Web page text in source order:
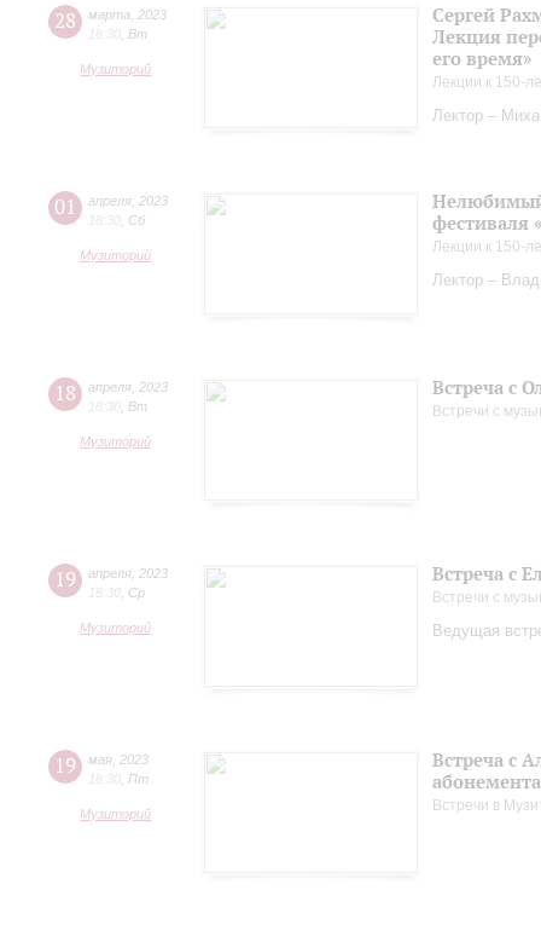
28 марта
2023
18:30 Вт
Музиторий
Сергей
Лекция
его время»
Лекции к 150-
Лектор –
01 апреля 2023
18:30 Сб
Музиторий
фестиваля
Лекции к 150-
Лектор –
18 апреля 2023
18:30 Вт
Музиторий
Встреча с
Встречи с
19 апреля 2023
18:30 Ср
Музиторий
Встреча с
Встречи с
Ведущая
19 мая 2023
18:30 Пт
Музиторий
Встреча с
Встречи в